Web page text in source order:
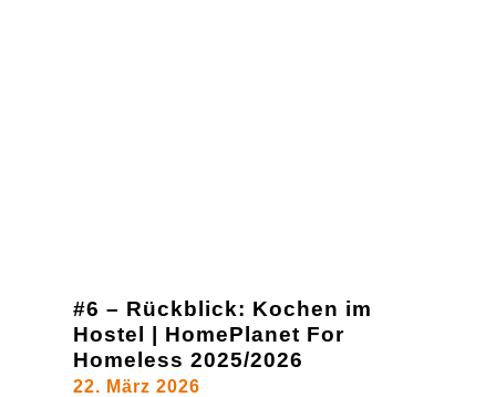
#6 – Rückblick: Kochen im
Hostel | HomePlanet For
Homeless 2025/2026
22. März 2026